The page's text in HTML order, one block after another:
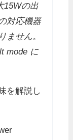
15Wの出
対応機器
ません。
mode に
を解説し